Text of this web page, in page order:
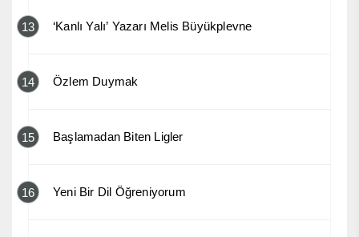
13 ‘Kanlı Yalı’ Yazarı Melis Büyükplevne
14 Özlem Duymak
15 Başlamadan Biten Ligler
16 Yeni Bir Dil Öğreniyorum